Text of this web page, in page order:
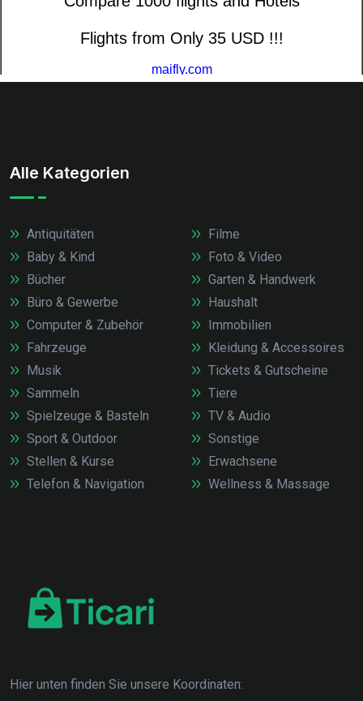
Alle Kategorien
Antiquitäten
Baby & Kind
Bücher
Büro & Gewerbe
Computer & Zubehör
Fahrzeuge
Filme
Foto & Video
Garten & Handwerk
Haushalt
Immobilien
Kleidung & Accessoires
Musik
Sammeln
Spielzeuge & Basteln
Sport & Outdoor
Stellen & Kurse
Telefon & Navigation
Tickets & Gutscheine
Tiere
TV & Audio
Sonstige
Erwachsene
Wellness & Massage
Hier unten finden Sie unsere Koordinaten: